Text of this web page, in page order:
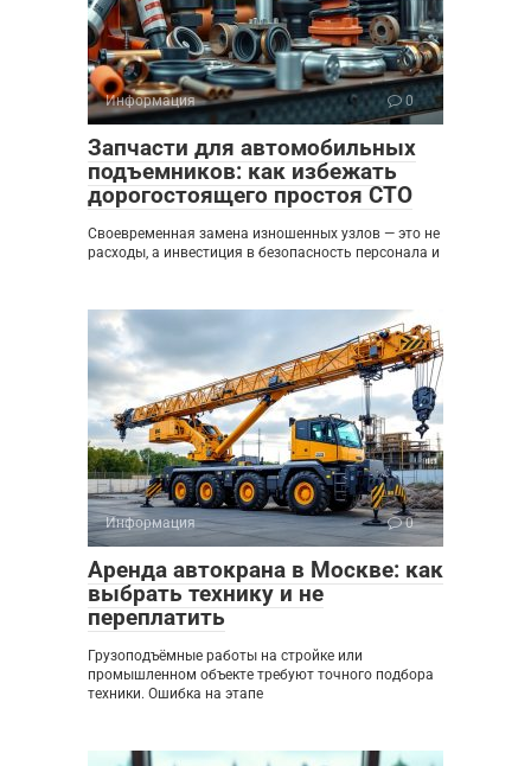
Информация 0
Запчасти для автомобильных
подъемников: как избежать
дорогостоящего простоя СТО
Своевременная замена изношенных узлов — это не
расходы, а инвестиция в безопасность персонала и
Информация 0
Аренда автокрана в Москве: как
выбрать технику и не
переплатить
Грузоподъёмные работы на стройке или
промышленном объекте требуют точного подбора
техники. Ошибка на этапе